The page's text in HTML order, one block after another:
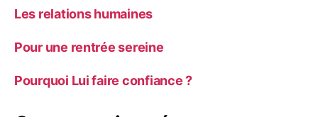
Les relations humaines
Pour une rentrée sereine
Pourquoi Lui faire confiance ?